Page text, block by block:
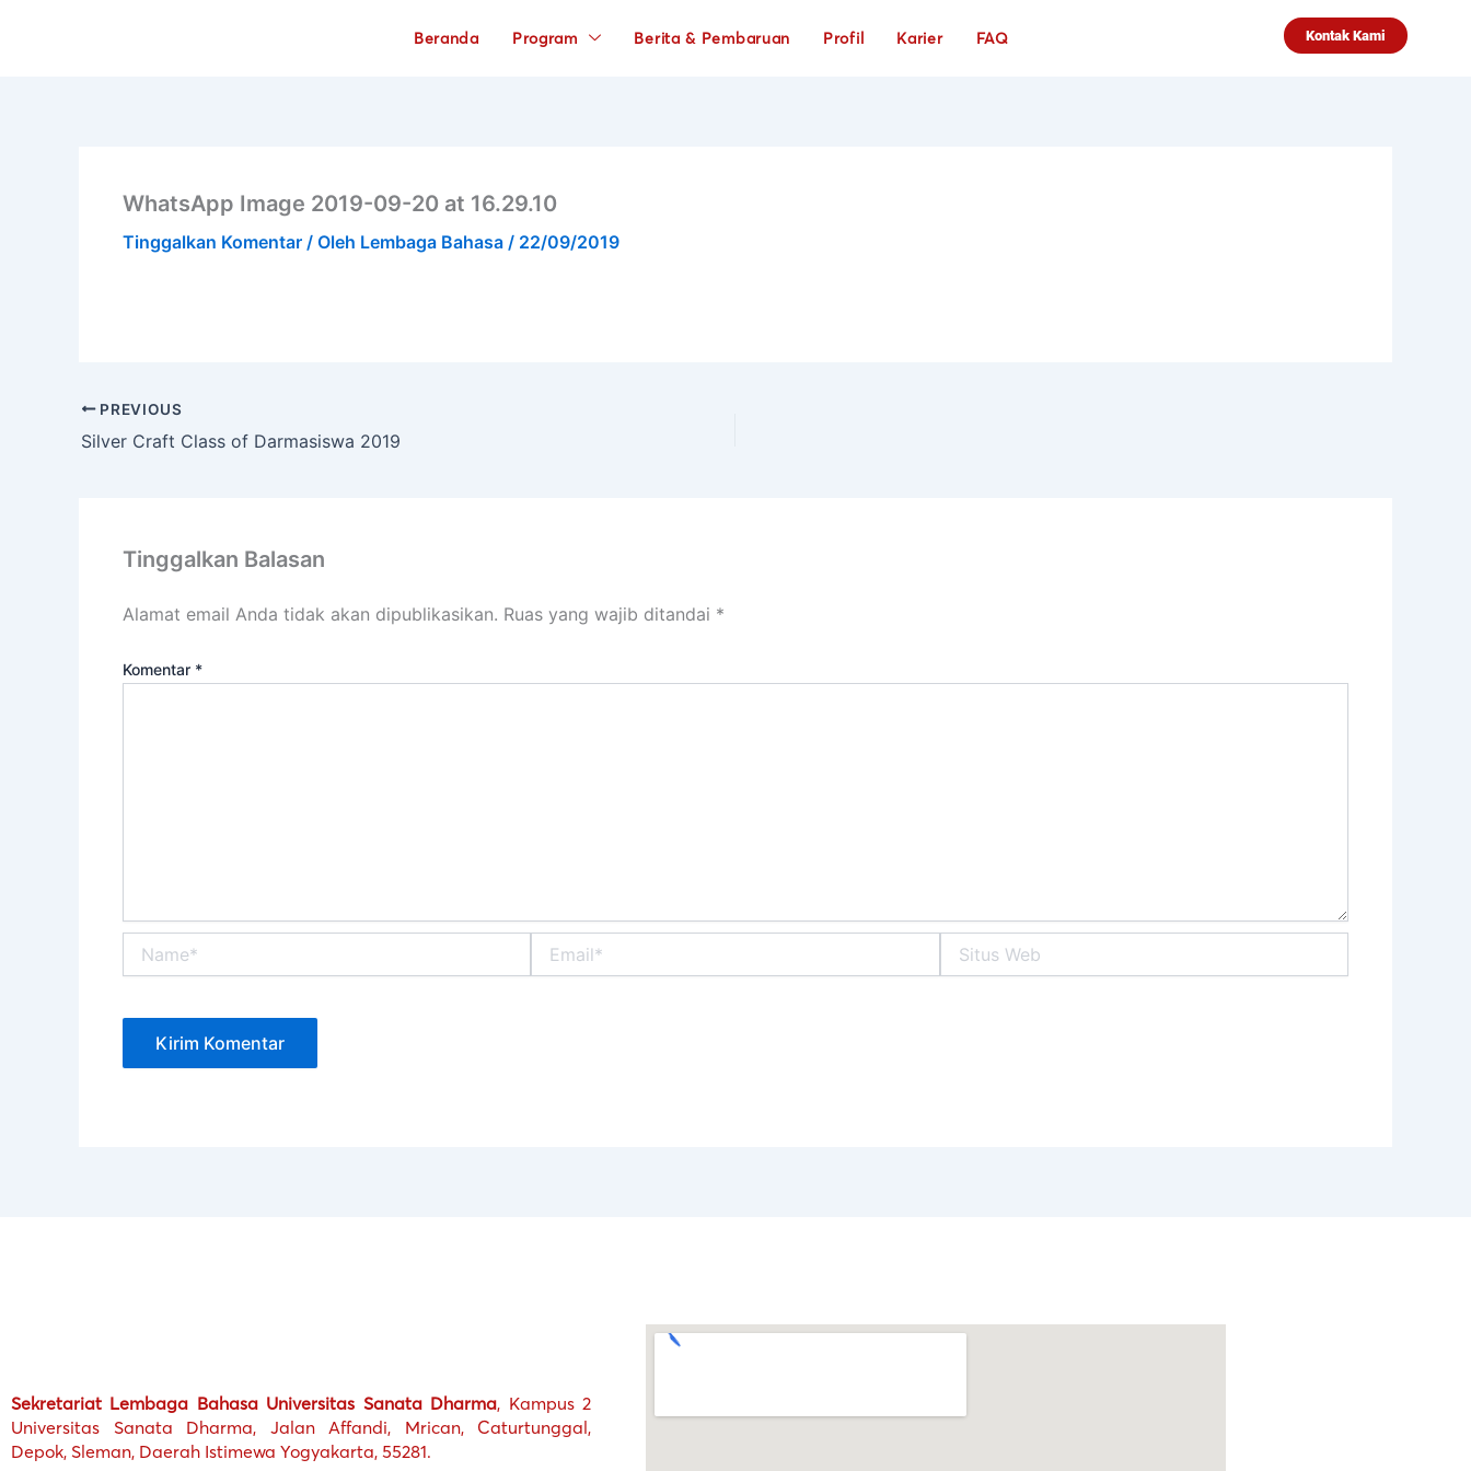
Beranda Program Berita & Pembaruan Profil Karier FAQ Kontak Kami
WhatsApp Image 2019-09-20 at 16.29.10
Tinggalkan Komentar / Oleh Lembaga Bahasa / 22/09/2019
PREVIOUS
Silver Craft Class of Darmasiswa 2019
Tinggalkan Balasan
Alamat email Anda tidak akan dipublikasikan. Ruas yang wajib ditandai *
Komentar *
Web
Sekretariat Lembaga Bahasa Universitas Sanata Dharma, Kampus 2
Universitas Sanata Dharma, Jalan Affandi, Mrican, Caturtunggal,
Depok, Sleman, Daerah Istimewa Yogyakarta, 55281.